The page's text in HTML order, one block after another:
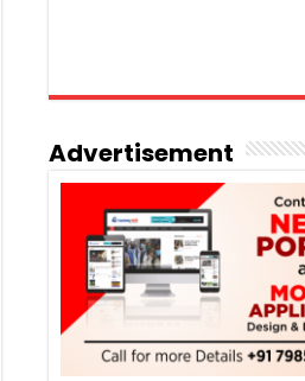
Advertisement